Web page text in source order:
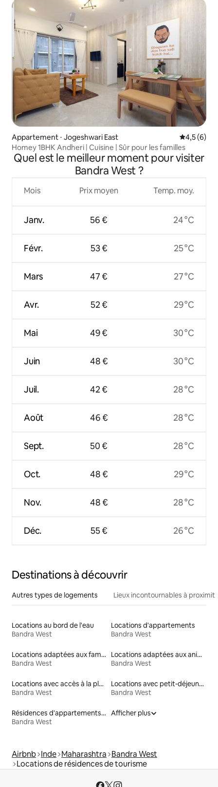
Appartement ⋅ Jogeshwari East Évaluation
4,5 (6)
Homey 1BHK Andheri | Cuisine | Sûr pour les familles
Quel est le meilleur moment pour visiter
Bandra West ?
Mois
Janv.
Févr.
Mars
Avr.
Mai
Juin
Juil.
Août
Sept.
Oct.
Nov.
Déc.
Prix moyen
56 €
53 €
47 €
52 €
49 €
48 €
42 €
46 €
50 €
48 €
48 €
55 €
Temp. moy.
24 °C
25 °C
27 °C
29 °C
30 °C
30 °C
28 °C
28 °C
28 °C
29 °C
28 °C
26 °C
Destinations à découvrir
Autres types de logements Lieux incontournables à
Locations au bord de l'eau
Bandra West
Locations d'appartements
Bandra West
Locations adaptées aux familles
Bandra West
Locations adaptées aux animaux
Bandra West
Locations avec accès à la plage
Bandra West
Locations avec petit-déjeuner
Bandra West
Résidences d'appartements en location
Bandra West
Afficher plus
Airbnb Inde Maharashtra Bandra West
Locations de résidences de tourisme